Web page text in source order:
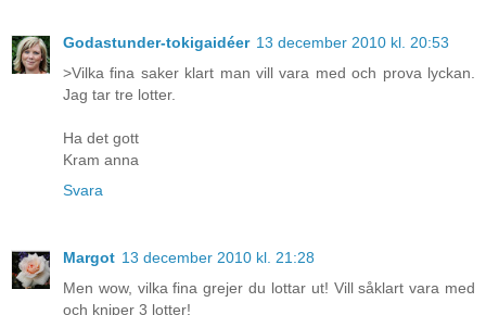
Godastunder-tokigaidéer 13 december 2010 kl. 20:53
>Vilka fina saker klart man vill vara med och prova lyckan.
Jag tar tre lotter.
Ha det gott
Kram anna
Svara
Margot 13 december 2010 kl. 21:28
Men wow, vilka fina grejer du lottar ut! Vill såklart vara med
och kniper 3 lotter!